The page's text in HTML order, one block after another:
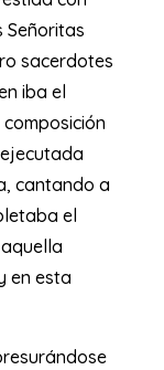
Señoritas
sacerdotes
iba el
cantando a
el
en esta